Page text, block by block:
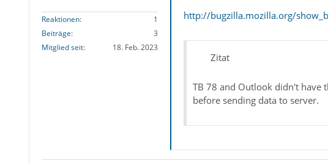
Reaktionen
1
Beiträge
3
Mitglied seit
18. Feb. 2023
http://bugzilla.mozilla.org/
Zitat
TB 78 and Outlook didn't have
before sending data to server.